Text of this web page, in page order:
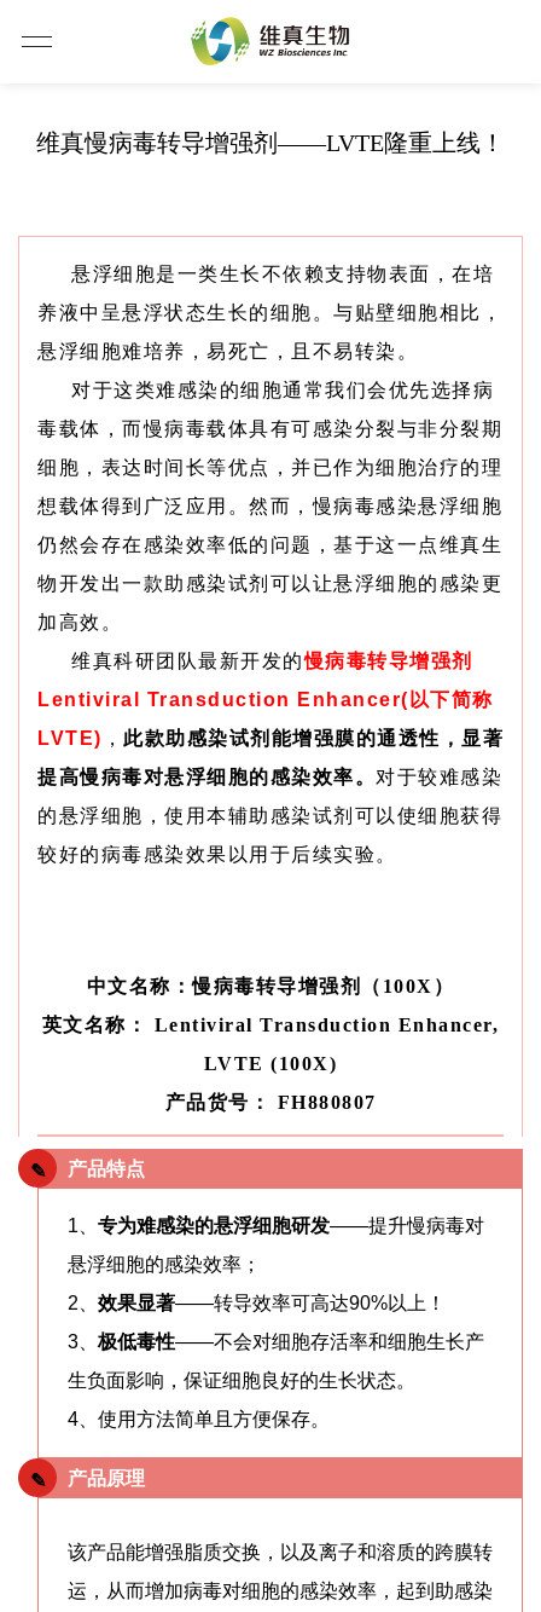
维真慢病毒转导增强剂——LVTE隆重上线！
悬浮细胞是一类生长不依赖支持物表面，在培
养液中呈悬浮状态生长的细胞。 与贴壁细胞相比，
悬浮细胞难培养，易死亡，且不易转染 。
对于这类难感染的细胞通常我们会优先选择病
毒载体，而慢病毒载体具有可感染分裂与非分裂期
细胞，表达时间长等优点，并已作为细胞治疗的理
想载体得到广泛应用。然而，慢病毒感染悬浮细胞
仍然会存在感染效率低的问题，基于这一点维真生
物开发出一款助感染试剂可以让悬浮细胞的感染更
加高效。
维真科研团队最新开发的慢病毒转导增强剂
Lentiviral Transduction Enhancer(以下简称
LVTE) ， 此款助感染试剂能增强膜的通透性，显著
提高慢病毒对悬浮细胞的感染效率。 对于较难感染
的悬浮细胞，使用本辅助感染试剂可以使细胞获得
较好的病毒感染效果以用于后续实验。
中文名称：慢病毒转导增强剂（100X ）
英文名称：
Lentiviral Transduction Enhancer,
LVTE (100X)
产品货号：
FH880807
✎ 产品特点
1、 专为难感染的悬浮细胞研发——提升慢病毒对
悬浮细胞的感染效率；
2
效果显著——转导效率可高达90%以上！
3、 极低毒性——不会对细胞存活率和细胞生长产
生负面影响，保证细胞良好的生长状态。
4、使用方法简单且方便保存。
✎ 产品原理
该产品能增强脂质交换，以及离子和溶质的跨膜转
运，从而增加病毒对细胞的感染效率，起到助感染